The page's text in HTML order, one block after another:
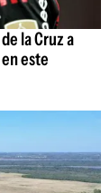
la Cruz a
este